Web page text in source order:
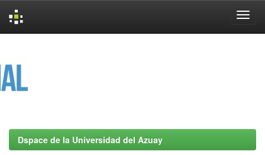
Dspace de la Universidad del Azuay